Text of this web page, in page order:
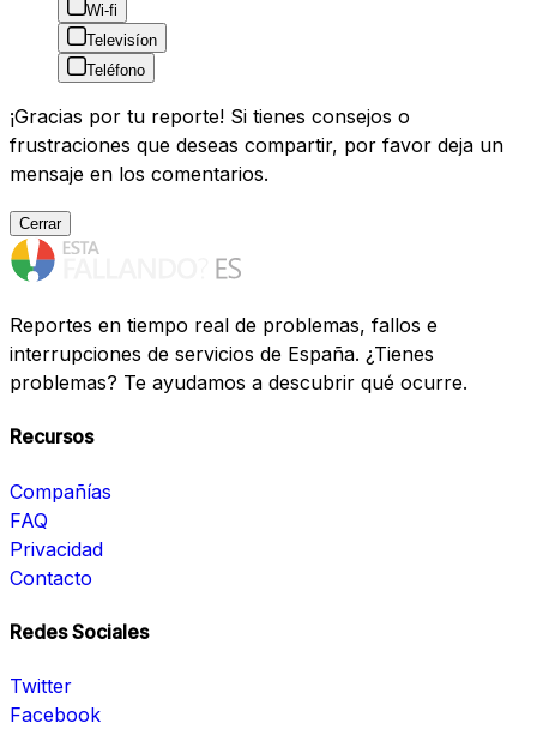
Wi-fi
Televisíon
Teléfono
¡Gracias por tu reporte! Si tienes consejos o
frustraciones que deseas compartir, por favor deja un
mensaje en los comentarios.
Cerrar
Reportes en tiempo real de problemas, fallos e
interrupciones de servicios de España. ¿Tienes
problemas? Te ayudamos a descubrir qué ocurre.
Recursos
Compañías
FAQ
Privacidad
Contacto
Redes Sociales
Twitter
Facebook